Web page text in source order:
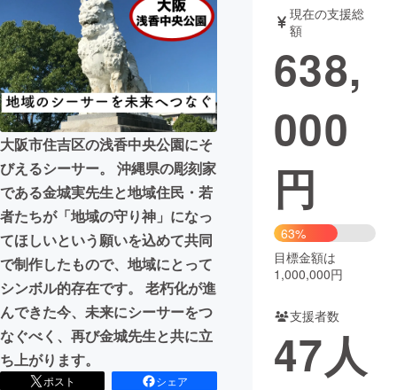
アート・写真 音楽
テクノロジー・ガジェット ゲーム・サ
映像・映画
ビジネス・起業
まちづくり・地域活性化
CAMPFIRE for Social Good
CAMPFIRE Creation
CAMPFIREふるさと納税machi-ya コミュニティ
大阪市住吉区の浅香中央公園にそ
びえるシーサー。 沖縄県の彫刻家
である金城実先生と地域住民・若
者たちが「地域の守り神」になっ
てほしいという願いを込めて共同
で制作したもので、地域にとって
シンボル的存在です。 老朽化が進
んできた今、未来にシーサーをつ
なぐべく、再び金城先生と共に立
ち上がります。
ポスト
シェア
現在の支援総
額
638,
000
円
63%
目標金額は
1,000,000円
支援者数
47人